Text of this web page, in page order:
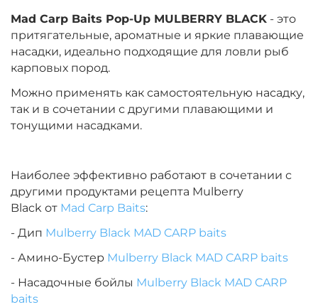
Mad Carp Baits Pop-Up MULBERRY BLACK - это
притягательные, ароматные и яркие плавающие
насадки, идеально подходящие для ловли рыб
карповых пород.
Можно применять как самостоятельную насадку,
так и в сочетании с другими плавающими и
тонущими насадками.
Наиболее эффективно работают в сочетании с
другими продуктами рецепта Mulberry
Black от Mad Carp Baits:
- Дип Mulberry Black MAD CARP baits
- Амино-Бустер Mulberry Black MAD CARP baits
- Насадочные бойлы Mulberry Black MAD CARP
baits